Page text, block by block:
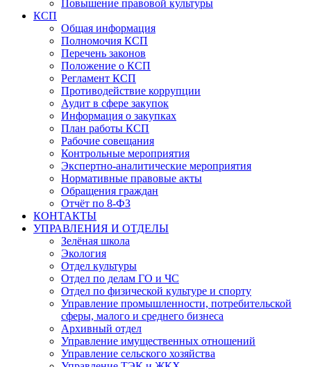
Повышение правовой культуры
КСП
Общая информация
Полномочия КСП
Перечень законов
Положение о КСП
Регламент КСП
Противодействие коррупции
Аудит в сфере закупок
Информация о закупках
План работы КСП
Рабочие совещания
Контрольные мероприятия
Экспертно-аналитические мероприятия
Нормативные правовые акты
Обращения граждан
Отчёт по 8-ФЗ
КОНТАКТЫ
УПРАВЛЕНИЯ И ОТДЕЛЫ
Зелёная школа
Экология
Отдел культуры
Отдел по делам ГО и ЧС
Отдел по физической культуре и спорту
Управление промышленности, потребительской
сферы, малого и среднего бизнеса
Архивный отдел
Управление имущественных отношений
Управление сельского хозяйства